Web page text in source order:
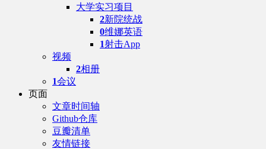
大学实习项目
2新院统战
0维娜英语
1射击App
视频
2相册
1会议
页面
文章时间轴
Github仓库
豆瓣清单
友情链接